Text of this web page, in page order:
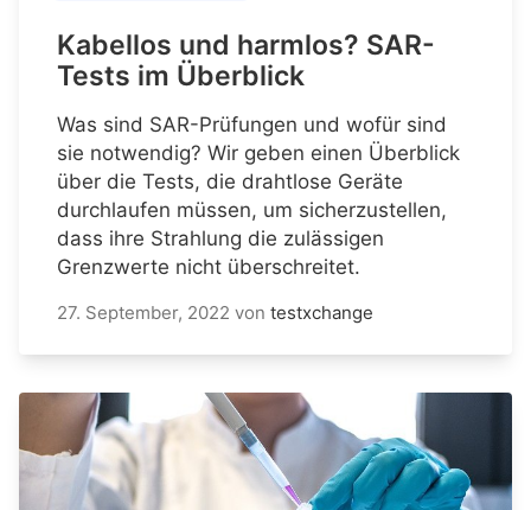
Kabellos und harmlos? SAR-
Tests im Überblick
Was sind SAR-Prüfungen und wofür sind
sie notwendig? Wir geben einen Überblick
über die Tests, die drahtlose Geräte
durchlaufen müssen, um sicherzustellen,
dass ihre Strahlung die zulässigen
Grenzwerte nicht überschreitet.
27. September, 2022 von testxchange